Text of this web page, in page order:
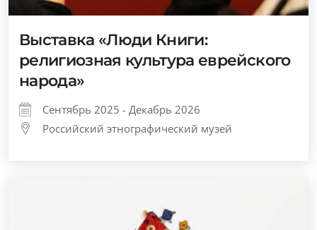
Выставка «Люди Книги:
религиозная культура еврейского
народа»
Сентябрь 2025 - Декабрь 2026
Российский этнографический музей